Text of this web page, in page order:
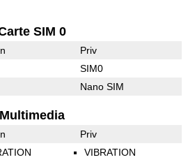
SIM 0
Priv
SIM0
Nano SIM
Multimedia
Priv
VIBRATION